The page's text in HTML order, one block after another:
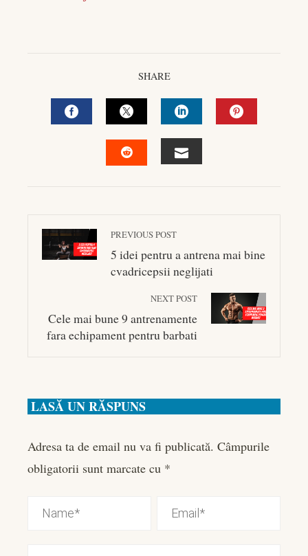
SHARE
FACEBOOKTWITTERLINKEDIN
PREVIOUS POST
5 idei pentru a antrena mai bine
cvadricepsii neglijati
NEXT POST
Cele mai bune 9 antrenamente
fara echipament pentru barbati
LASĂ UN RĂSPUNS
Adresa ta de email nu va fi publicată. Câmpurile
obligatorii sunt marcate cu *